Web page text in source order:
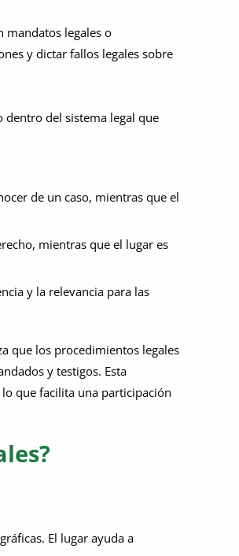
mandatos legales o
y dictar fallos legales sobre
dentro del sistema legal que
de un caso, mientras que el
mientras que el lugar es
y la relevancia para las
que los procedimientos legales
y testigos. Esta
que facilita una participación
El lugar ayuda a